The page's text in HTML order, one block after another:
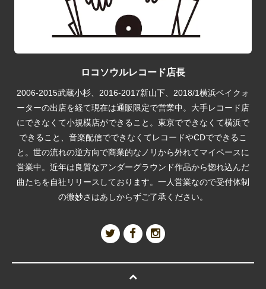
ロコソウルレコード店長
2006-2015武蔵小杉、2016-2017新山下、2018/1横浜ベイクォ
ーターの出店を経て現在は通販限定で営業中。大手レコード店
にできなくて小規模店ができること。東京でできなくて横浜で
できること、音楽配信でできなくてレコードやCDでできるこ
と。世の流れの逆方向で商業的なノリから外れてマイペースに
営業中。近年は良質なアンダーグラウンド作品から惚れ込んだ
曲たちを自社リリースしております。一人営業なので受付体制
の微妙さはあしからずご了承ください。